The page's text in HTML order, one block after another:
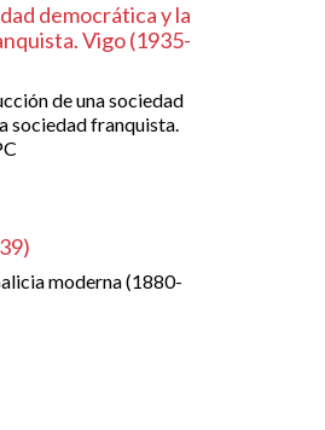
democrática y la
Vigo (1935-
de una sociedad
sociedad franquista.
moderna (1880-